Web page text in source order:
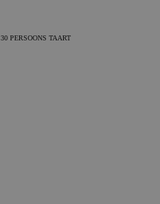
30 PERSOONS TAART